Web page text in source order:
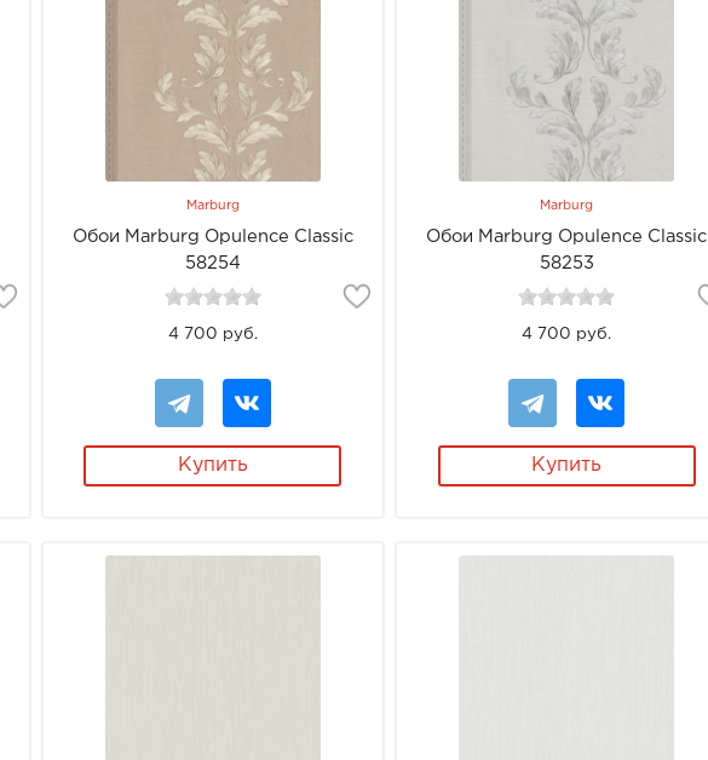
Marburg
Обои Marburg Opulence Classic
58254
4 700 руб.
Купить
Marburg
Обои Marburg Opulence Classic
58253
4 700 руб.
Купить